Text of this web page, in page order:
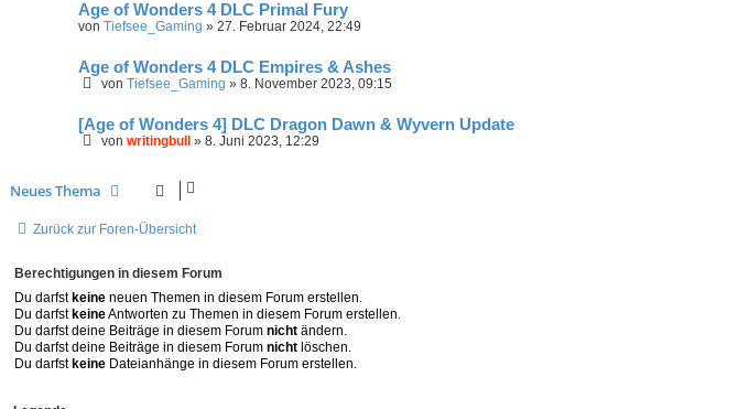
Age of Wonders 4 DLC Primal Fury
von Tiefsee_Gaming » 27. Februar 2024, 22:49
Age of Wonders 4 DLC Empires & Ashes
von Tiefsee_Gaming » 8. November 2023, 09:15
[Age of Wonders 4] DLC Dragon Dawn & Wyvern Update
von writingbull » 8. Juni 2023, 12:29
Neues Thema
Zurück zur Foren-Übersicht
Berechtigungen in diesem Forum
Du darfst keine neuen Themen in diesem Forum erstellen.
Du darfst keineAntworten zu Themen in diesem Forum erstellen.
Du darfst deine Beiträge in diesem Forum nicht ändern.
Du darfst deine Beiträge in diesem Forum nicht löschen.
Du darfst keine Dateianhänge in diesem Forum erstellen.